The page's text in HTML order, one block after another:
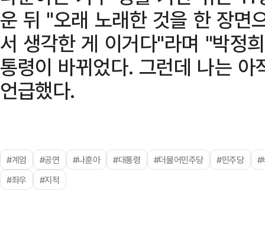
운 뒤 "오래 노래한 것을 한 장면
서 생각한 게 이거다"라며 "박정
통령이 바뀌었다. 그런데 나는
언급했다.
#계엄 #공연 #나훈아 #대통령 #더불어민주당 #민주당
#
#좌우
#지적